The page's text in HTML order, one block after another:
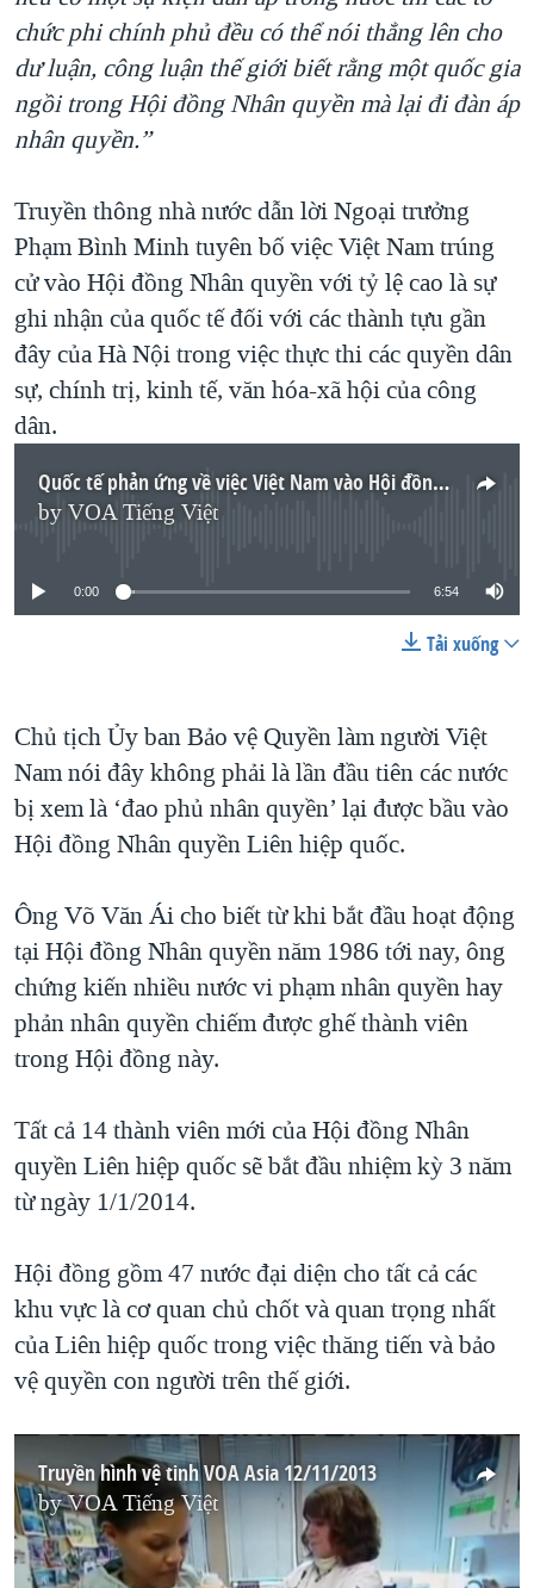
chức phi chính phủ đều có thể nói thẳng lên cho
dư luận, công luận thế giới biết rằng một quốc gia
ngồi trong Hội đồng Nhân quyền mà lại đi đàn áp
nhân quyền.”
Truyền thông nhà nước dẫn lời Ngoại trưởng
Phạm Bình Minh tuyên bố việc Việt Nam trúng
cử vào Hội đồng Nhân quyền với tỷ lệ cao là sự
ghi nhận của quốc tế đối với các thành tựu gần
đây của Hà Nội trong việc thực thi các quyền dân
sự, chính trị, kinh tế, văn hóa-xã hội của công
dân.
Quốc tế phản ứng về việc Việt Nam vào Hội đồng Nhân quyền LHQ
by VOA Tiếng Việt
No media source currently available
0:00 6:54
Tải xuống
Chủ tịch Ủy ban Bảo vệ Quyền làm người Việt
Nam nói đây không phải là lần đầu tiên các nước
bị xem là ‘đao phủ nhân quyền’ lại được bầu vào
Hội đồng Nhân quyền Liên hiệp quốc.
Ông Võ Văn Ái cho biết từ khi bắt đầu hoạt động
tại Hội đồng Nhân quyền năm 1986 tới nay, ông
chứng kiến nhiều nước vi phạm nhân quyền hay
phản nhân quyền chiếm được ghế thành viên
trong Hội đồng này.
Tất cả 14 thành viên mới của Hội đồng Nhân
quyền Liên hiệp quốc sẽ bắt đầu nhiệm kỳ 3 năm
từ ngày 1/1/2014.
Hội đồng gồm 47 nước đại diện cho tất cả các
khu vực là cơ quan chủ chốt và quan trọng nhất
của Liên hiệp quốc trong việc thăng tiến và bảo
vệ quyền con người trên thế giới.
Truyền hình vệ tinh VOA Asia 12/11/2013
byVOA Tiếng Việt